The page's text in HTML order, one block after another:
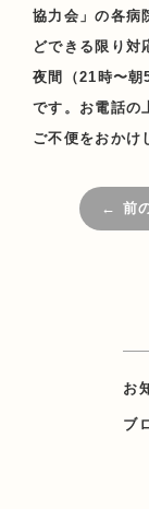
協力会 」の各病
どできる限り対
夜間（21時〜朝
です。お電話の
ご不便をおかけ
← 前
お
ブ